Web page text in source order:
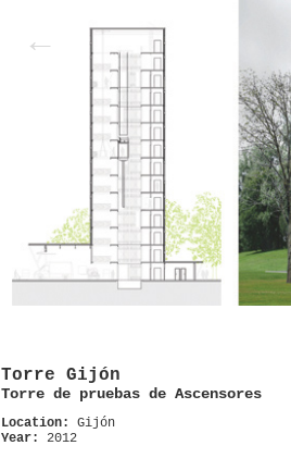
Torre Gijón
Torre de pruebas de Ascensores
Location: Gijón
Year: 2012